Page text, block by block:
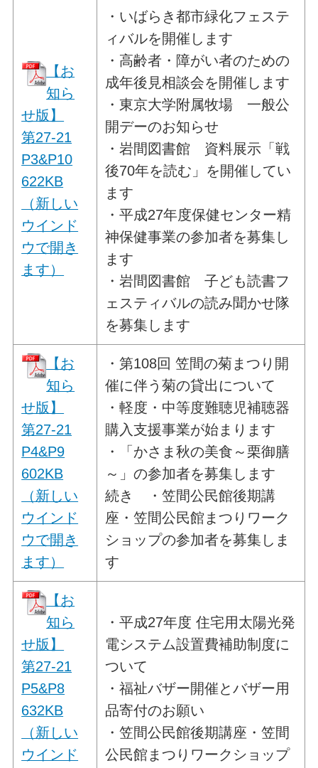
【お
知ら
せ版】
第27-21
P3&P10
622KB
（新しい
ウインド
ウで開き
ます）
・いばらき都市緑化フェステ
ィバルを開催します
・高齢者・障がい者のための
成年後見相談会を開催します
・東京大学附属牧場 一般公
開デーのお知らせ
・岩間図書館 資料展示「戦
後70年を読む」を開催してい
ます
・平成27年度保健センター精
神保健事業の参加者を募集し
ます
・岩間図書館 子ども読書フ
ェスティバルの読み聞かせ隊
を募集します
【お
知ら
せ版】
第27-21
P4&P9
602KB
（新しい
ウインド
ウで開き
ます）
・第108回 笠間の菊まつり開
催に伴う菊の貸出について
・軽度・中等度難聴児補聴器
購入支援事業が始まります
・「かさま秋の美食～栗御膳
～」の参加者を募集します
続き ・笠間公民館後期講
座・笠間公民館まつりワーク
ショップの参加者を募集しま
す
【お
知ら
せ版】
第27-21
P5&P8
632KB
（新しい
ウインド
・平成27年度 住宅用太陽光発
電システム設置費補助制度に
ついて
・福祉バザー開催とバザー用
品寄付のお願い
・笠間公民館後期講座・笠間
公民館まつりワークショップ